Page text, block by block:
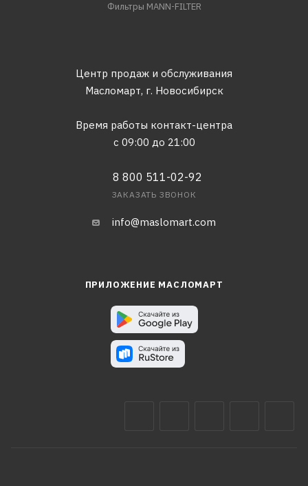
Фильтры MANN-FILTER
Центр продаж и обслуживания
Масломарт, г. Новосибирск
Время работы контакт-центра
с 09:00 до 21:00
8 800 511-02-92
ЗАКАЗАТЬ ЗВОНОК
info@maslomart.com
ПРИЛОЖЕНИЕ МАСЛОМАРТ